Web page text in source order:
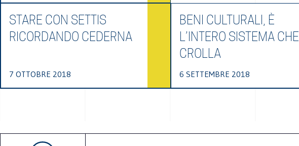
STARE CON SETTIS
RICORDANDO CEDERNA
7 OTTOBRE 2018
BENI CULTURALI, È
L’INTERO SISTEMA CHE
CROLLA
6 SETTEMBRE 2018